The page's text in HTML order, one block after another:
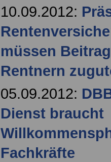
10.09.2012:
müssen
Rentnern
05.09.2012:
Dienst braucht
Fachkräfte